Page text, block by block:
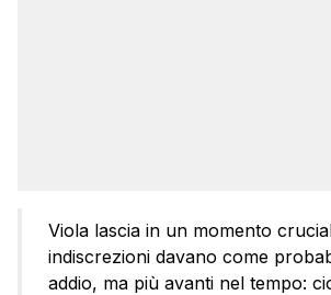
Viola lascia in un momento
indiscrezioni davano come
addio, ma più avanti nel tempo: